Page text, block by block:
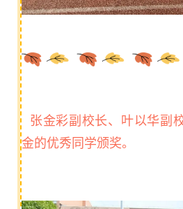
张金彩副校长、叶以华副
金的优秀同学颁奖。